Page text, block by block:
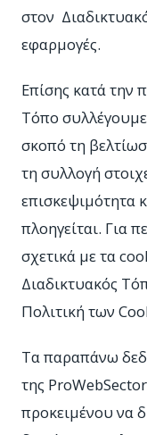
στον
εφαρμογές.
Επίσης κατά την
Τόπο
σκοπό τη
τη συλλογή
επισκεψιμότητα
πλοηγείται. Για
σχετικά με τα
Διαδικτυακός
Πολιτική των
Τα παραπάνω
της
προκειμένου να